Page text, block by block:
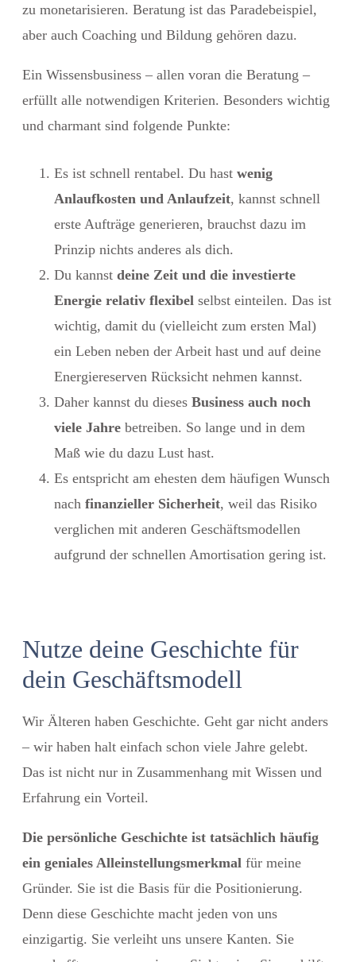
zu monetarisieren. Beratung ist das Paradebeispiel,
aber auch Coaching und Bildung gehören dazu.
Ein Wissensbusiness – allen voran die Beratung –
erfüllt alle notwendigen Kriterien. Besonders wichtig
und charmant sind folgende Punkte:
Es ist schnell rentabel. Du hast wenig
Anlaufkosten und Anlaufzeit, kannst schnell
erste Aufträge generieren, brauchst dazu im
Prinzip nichts anderes als dich.
Du kannst deine Zeit und die investierte
Energie relativ flexibel selbst einteilen. Das ist
wichtig, damit du (vielleicht zum ersten Mal)
ein Leben neben der Arbeit hast und auf deine
Energiereserven Rücksicht nehmen kannst.
Daher kannst du dieses Business auch noch
viele Jahre betreiben. So lange und in dem
Maß wie du dazu Lust hast.
Es entspricht am ehesten dem häufigen Wunsch
nach finanzieller Sicherheit, weil das Risiko
verglichen mit anderen Geschäftsmodellen
aufgrund der schnellen Amortisation gering ist.
Nutze deine Geschichte für
dein Geschäftsmodell
Wir Älteren haben Geschichte. Geht gar nicht anders
– wir haben halt einfach schon viele Jahre gelebt.
Das ist nicht nur in Zusammenhang mit Wissen und
Erfahrung ein Vorteil.
Die persönliche Geschichte ist tatsächlich häufig
ein geniales Alleinstellungsmerkmal für meine
Gründer. Sie ist die Basis für die Positionierung.
Denn diese Geschichte macht jeden von uns
einzigartig. Sie verleiht uns unsere Kanten. Sie